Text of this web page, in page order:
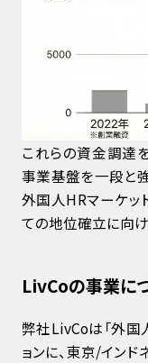
これらの資金調達
事業基盤を一段と
外国人HRマーケッ
ての地位確立に向
LivCoの事業に
弊社LivCoは「外国
ョンに、東京/イン